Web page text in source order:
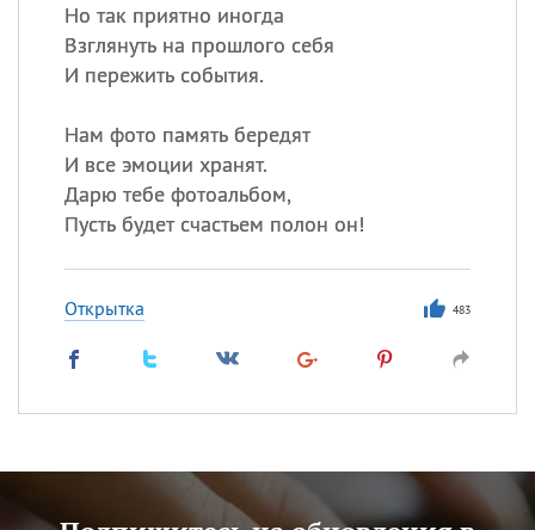
Но так приятно иногда
Взглянуть на прошлого себя
И пережить события.
Нам фото память бередят
И все эмоции хранят.
Дарю тебе фотоальбом,
Пусть будет счастьем полон он!
Открытка 483